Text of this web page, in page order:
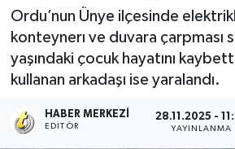
Ordu’nun Ünye ilçesinde
konteynerı ve duvara çarpması
yaşındaki çocuk hayatını
kullanan arkadaşı ise yaralandı.
HABER MERKEZI
EDITÖR
28.11.2025 -
YAYINLANMA